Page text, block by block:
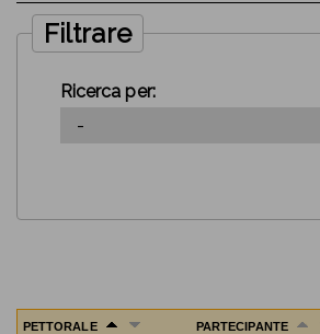
Filtrare
Ricerca per:
PETTORALE PARTECIPANTE